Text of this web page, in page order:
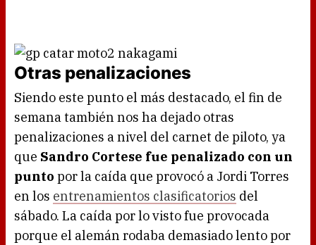
Otras penalizaciones
Siendo este punto el más destacado, el fin de
semana también nos ha dejado otras
penalizaciones a nivel del carnet de piloto, ya
que Sandro Cortese fue penalizado con un
punto por la caída que provocó a Jordi Torres
en los entrenamientos clasificatorios del
sábado. La caída por lo visto fue provocada
porque el alemán rodaba demasiado lento por